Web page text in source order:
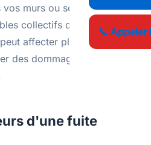
📞 Appeler
murs ou sous votre
collectifs de Montreuil,
affecter plusieurs
des dommages
d'une fuite